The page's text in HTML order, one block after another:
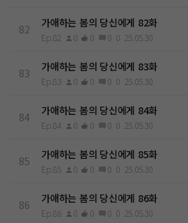
82 가애하는 봄의 당신에게 82화
Ep.82 0 0 0 0 25.05.30
83 가애하는 봄의 당신에게 83화
Ep.83 0 0 0 0 25.05.30
84 가애하는 봄의 당신에게 84화
Ep.84 0 0 0 0 25.05.30
85 가애하는 봄의 당신에게 85화
Ep.85 0 0 0 0 25.05.30
86 가애하는 봄의 당신에게 86화
Ep.86 0 0 0 0 25.05.30